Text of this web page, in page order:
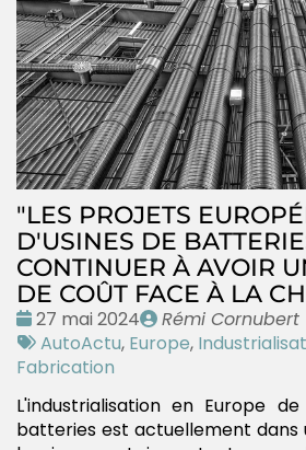
"LES PROJETS
D'USINES DE
CONTINUER À AVOIR
DE COÛT FACE À LA
Date
:
27 mai 2024
Publié
par
Rémi Cornubert
Tags
:
AutoActu, Europe,
Fabrication
L'industrialisation en Europe
batteries est actuellement dans